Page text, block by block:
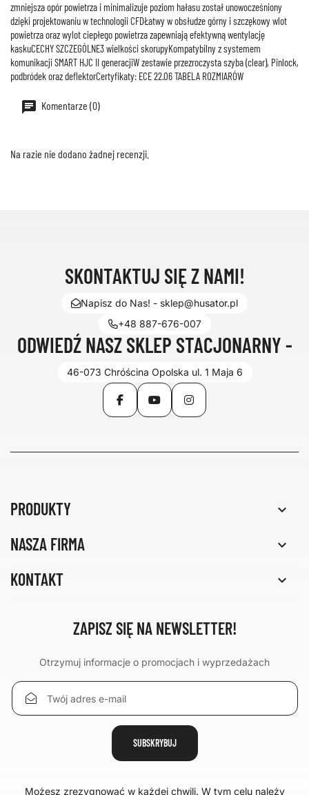
zmniejsza opór powietrza i minimalizuje poziom hałasu został unowocześniony
dzięki projektowaniu w technologii CFDŁatwy w obsłudze górny i szczękowy wlot
powietrza oraz wylot ciepłego powietrza zapewniają efektywną wentylację
kaskuCECHY SZCZEGÓLNE3 wielkości skorupyKompatybilny z systemem
komunikacji SMART HJC II generacjiW zestawie przezroczysta szyba (clear), Pinlock,
podbródek oraz deflektorCertyfikaty: ECE 22.06 TABELA ROZMIARÓW
Komentarze (0)
Na razie nie dodano żadnej recenzji.
SKONTAKTUJ SIĘ Z NAMI!
Napisz do Nas! - sklep@husator.pl
+48 887-676-007
ODWIEDŹ NASZ SKLEP STACJONARNY -
46-073 Chróścina Opolska ul. 1 Maja 6
FacebookYouTubeInstagram
PRODUKTY 
NASZA FIRMA 
KONTAKT 
ZAPISZ SIĘ NA NEWSLETTER!
Otrzymuj informacje o promocjach i wyprzedażach
Możesz zrezygnować w każdej chwili. W tym celu należy